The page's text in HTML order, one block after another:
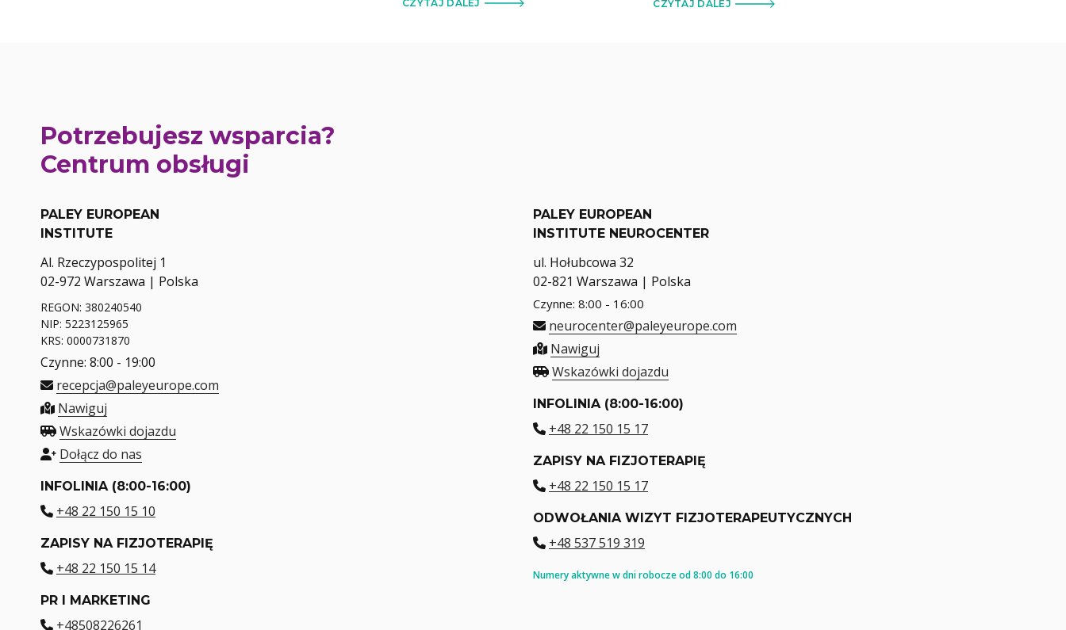
CZYTAJ DALEJ CZYTAJ DALEJ
Potrzebujesz wsparcia?
Centrum obsługi
PALEY EUROPEAN
INSTITUTE
Al. Rzeczypospolitej 1
02-972 Warszawa | Polska
REGON: 380240540
NIP: 5223125965
KRS: 0000731870
Czynne: 8:00 - 19:00
recepcja@paleyeurope.com
Nawiguj
Wskazówki dojazdu
Dołącz do nas
INFOLINIA (8:00-16:00)
+48 22 150 15 10
ZAPISY NA FIZJOTERAPIĘ
+48 22 150 15 14
PR I MARKETING
+48508226261
PALEY EUROPEAN
INSTITUTE NEUROCENTER
ul. Hołubcowa 32
02-821 Warszawa | Polska
Czynne: 8:00 - 16:00
neurocenter@paleyeurope.com
Nawiguj
Wskazówki dojazdu
INFOLINIA (8:00-16:00)
+48 22 150 15 17
ZAPISY NA FIZJOTERAPIĘ
+48 22 150 15 17
ODWOŁANIA WIZYT FIZJOTERAPEUTYCZNYCH
+48 537 519 319
Numery aktywne w dni robocze od 8:00 do 16:00